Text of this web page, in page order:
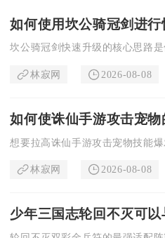
林寂网 2026-08-08
林寂网 2026-08-08